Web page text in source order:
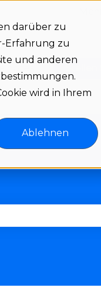
darüber zu
Erfahrung zu
und anderen
wird in Ihrem
Ablehnen
Language